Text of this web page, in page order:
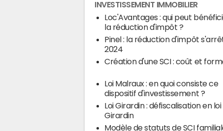
INVESTISSEMENT IMMOBILIER
Loc'Avantages : qui peut
la réduction d'impôt ?
Pinel : la réduction d'impôt
2024
Création d'une SCI : coût et
Loi Malraux : en quoi consiste ce
dispositif d'investissement ?
Loi Girardin : défiscalisation en loi
Girardin
Modèle de statuts de SCI